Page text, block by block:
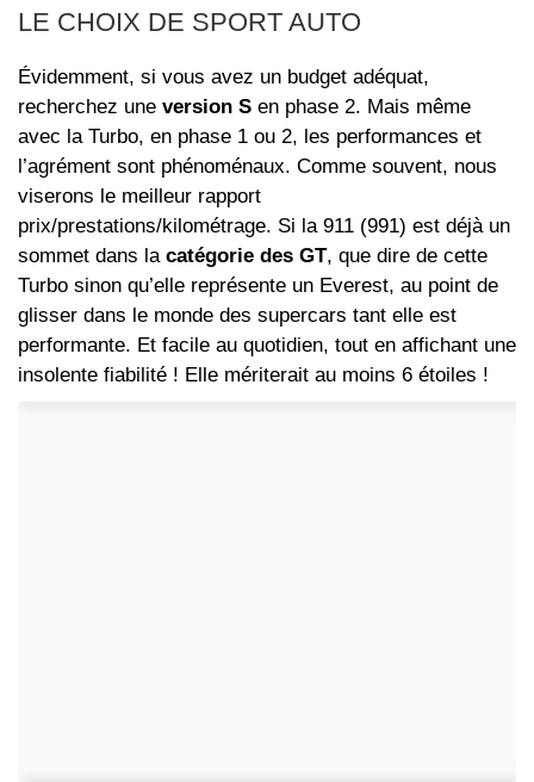
LE CHOIX DE SPORT AUTO
Évidemment, si vous avez un budget adéquat,
recherchez une version S en phase 2. Mais même
avec la Turbo, en phase 1 ou 2, les performances et
l’agrément sont phénoménaux. Comme souvent, nous
viserons le meilleur rapport
prix/prestations/kilométrage. Si la 911 (991) est déjà un
sommet dans la catégorie des GT, que dire de cette
Turbo sinon qu’elle représente un Everest, au point de
glisser dans le monde des supercars tant elle est
performante. Et facile au quotidien, tout en affichant une
insolente fiabilité ! Elle mériterait au moins 6 étoiles !